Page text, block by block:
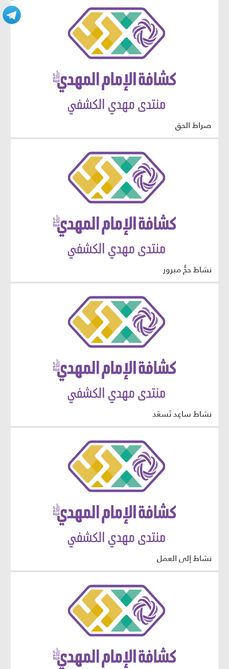
صراط الحق
نشاط حجٌّ مبرور
نشاط ساعِد تَسعَد
نشاط إلى العمل